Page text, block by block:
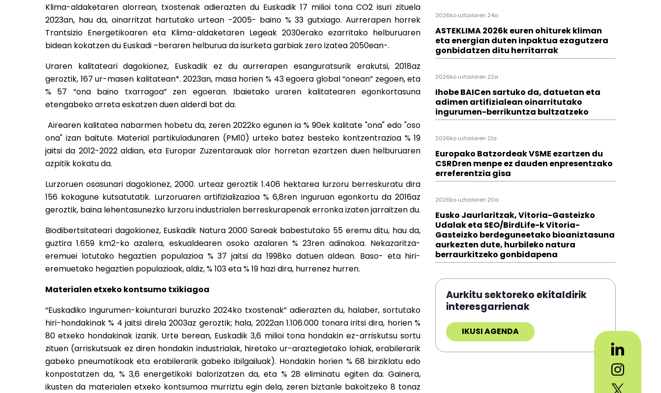
Klima-aldaketaren alorrean, txostenak adierazten du Euskadik 17 milioi tona CO2 isuri zituela
2023an, hau da, oinarritzat hartutako urtean -2005- baino % 33 gutxiago. Aurrerapen horrek
Trantsizio Energetikoaren eta Klima-aldaketaren Legeak 2030erako ezarritako helburuaren
bidean kokatzen du Euskadi –beraren helburua da isurketa garbiak zero izatea 2050ean-.
Uraren kalitateari dagokionez, Euskadik ez du aurrerapen esanguratsurik erakutsi, 2018az
geroztik, 167 ur-masen kalitatean*. 2023an, masa horien % 43 egoera global “onean” zegoen, eta
% 57 “ona baino txarragoa” zen egoeran. Ibaietako uraren kalitatearen egonkortasuna
etengabeko arreta eskatzen duen alderdi bat da.
Airearen kalitatea nabarmen hobetu da, zeren 2022ko egunen ia % 90ek kalitate "ona" edo "oso
ona" izan baitute. Material partikuladunaren (PM10) urteko batez besteko kontzentrazioa % 19
jaitsi da 2012-2022 aldian, eta Europar Zuzentarauak alor horretan ezartzen duen helburuaren
azpitik kokatu da.
Lurzoruen osasunari dagokionez, 2000. urteaz geroztik 1.406 hektarea lurzoru berreskuratu dira
156 kokagune kutsatutatik. Lurzoruaren artifizializazioa % 6,8ren inguruan egonkortu da 2016az
geroztik, baina lehentasunezko lurzoru industrialen berreskurapenak erronka izaten jarraitzen du.
Biodibertsitateari dagokionez, Euskadik Natura 2000 Sareak babestutako 55 eremu ditu, hau da,
guztira 1.659 km2-ko azalera, eskualdearen osoko azalaren % 23ren adinakoa. Nekazaritza-
eremuei lotutako hegaztien populazioa % 37 jaitsi da 1998ko datuen aldean. Baso- eta hiri-
eremuetako hegaztien populazioak, aldiz, % 103 eta % 19 hazi dira, hurrenez hurren.
Materialen etxeko kontsumo txikiagoa
“Euskadiko Ingurumen-koiunturari buruzko 2024ko txostenak” adierazten du, halaber, sortutako
hiri-hondakinak % 4 jaitsi direla 2003az geroztik; hala, 2022an 1.106.000 tonara iritsi dira, horien %
80 etxeko hondakinak izanik. Urte berean, Euskadik 3,6 milioi tona hondakin ez-arriskutsu sortu
zituen (arriskutsuak ez diren hondakin industrialak, hiretako ur-araztegietako lohiak, erabilerarik
gabeko pneumatikoak eta erabilerarik gabeko ibilgailuak). Hondakin horien % 68 birziklatu edo
konpostatzen da, % 3,6 energetikoki balorizatzen da, eta % 28 eliminatu egiten da. Gainera,
ikusten da materialen etxeko kontsumoa murriztu egin dela, zeren biztanle bakoitzeko 8 tonaz
2026ko uztailaren 24a
ASTEKLIMA 2026k euren ohiturek kliman
eta energian duten inpaktua ezagutzera
gonbidatzen ditu herritarrak
2026ko uztailaren 22a
Ihobe BAICen sartuko da, datuetan eta
adimen artifizialean oinarritutako
ingurumen-berrikuntza bultzatzeko
2026ko uztailaren 21a
Europako Batzordeak VSME ezartzen du
CSRDren menpe ez dauden enpresentzako
erreferentzia gisa
2026ko uztailaren 20a
Eusko Jaurlaritzak, Vitoria-Gasteizko
Udalak eta SEO/BirdLife-k Vitoria-
Gasteizko berdeguneetako bioaniztasuna
aurkezten dute, hurbileko natura
berraurkitzeko gonbidapena
Aurkitu sektoreko ekitaldirik
interesgarrienak
IKUSI AGENDA